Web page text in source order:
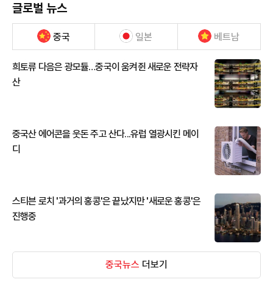
글로벌 뉴스
중국 일본 베트남
희토류 다음은 광모듈…중국이 움켜쥔 새로운 전략자
산
중국산 에어콘을 웃돈 주고 산다...유럽 열광시킨 메이
디
스티븐 로치 '과거의 홍콩'은 끝났지만 '새로운 홍콩'은
진행중
중국뉴스 더보기